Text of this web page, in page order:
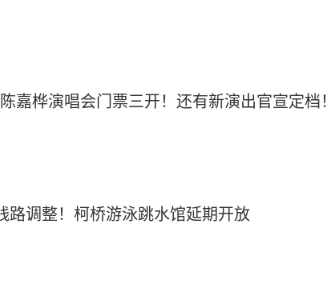
嘉桦演唱会门票三开！还有新演出官宣定档！
路调整！柯桥游泳跳水馆延期开放